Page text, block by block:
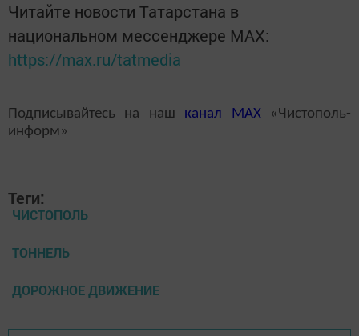
Читайте новости Татарстана в
национальном мессенджере MАХ:
https://max.ru/tatmedia
Подписывайтесь на наш канал MAX«Чистополь-
информ»
Теги:
ЧИСТОПОЛЬ
ТОННЕЛЬ
ДОРОЖНОЕ ДВИЖЕНИЕ